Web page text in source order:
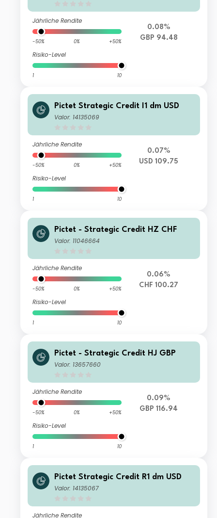
Jährliche Rendite
-50% 0% +50%
Risiko-Level
1 10
0.08%
GBP 94.48
Pictet Strategic Credit I1 dm USD
Valor: 14135069
Jährliche Rendite
-50% 0% +50%
Risiko-Level
1 10
0.07%
USD 109.75
Pictet - Strategic Credit HZ CHF
Valor: 11046664
Jährliche Rendite
-50% 0% +50%
Risiko-Level
1 10
0.06%
CHF 100.27
Pictet - Strategic Credit HJ GBP
Valor: 13657660
Jährliche Rendite
-50% 0% +50%
Risiko-Level
1 10
0.09%
GBP 116.94
Pictet Strategic Credit R1 dm USD
Valor: 14135067
Jährliche Rendite